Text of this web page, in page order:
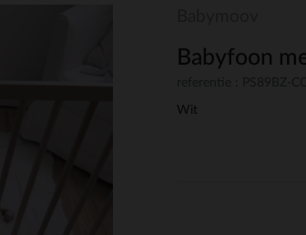
Babyfoon
Wit